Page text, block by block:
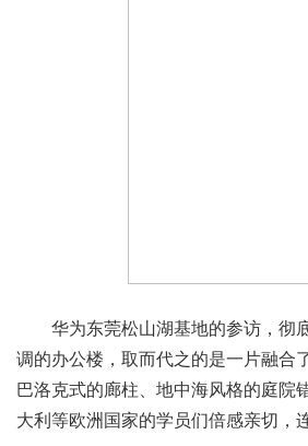
华为东莞松山湖基地的参访，
调的办公楼，取而代之的是一片融合
巴洛克式的廊柱、地中海风格的庭院
大利等欧洲国家的学员们倍感亲切，